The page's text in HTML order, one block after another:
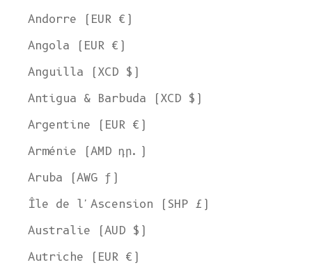
Andorre (EUR €)
Angola (EUR €)
Anguilla (XCD $)
Antigua & Barbuda (XCD $)
Argentine (EUR €)
Arménie (AMD դր.)
Aruba (AWG ƒ)
Île de l'Ascension (SHP £)
Australie (AUD $)
Autriche (EUR €)